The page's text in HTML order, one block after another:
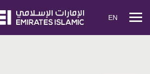
Mobile
EN